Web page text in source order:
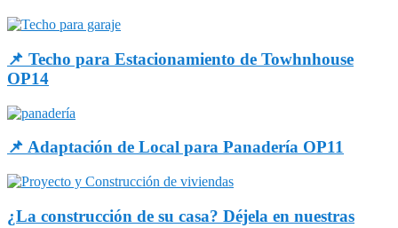
📌 Techo para Estacionamiento de Towhnhouse
OP14
📌 Adaptación de Local para Panadería OP11
¿La construcción de su casa? Déjela en nuestras